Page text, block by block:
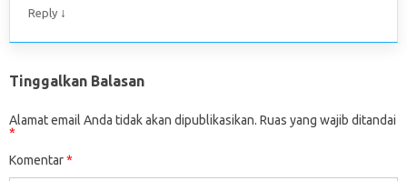
Reply ↓
Tinggalkan Balasan
Alamat email Anda tidak akan dipublikasikan. Ruas yang wajib ditandai
*
Komentar*